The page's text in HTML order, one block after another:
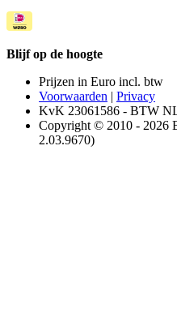
Blijf op de hoogte
Prijzen in Euro incl. btw
Voorwaarden | Privacy
KvK 23061586 - BTW
Copyright © 2010 - 2026
2.03.9670)